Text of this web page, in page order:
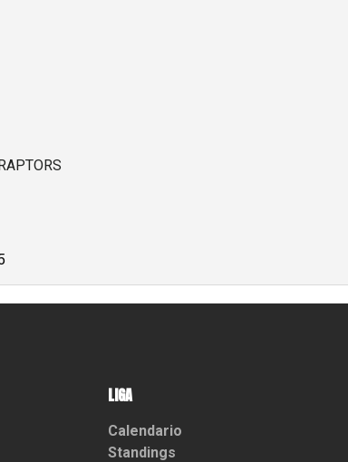
LIGA
Calendario
Standings